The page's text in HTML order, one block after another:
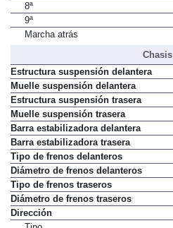
8ª
9ª
Marcha atrás
Chasis
Estructura suspensión delantera
Muelle suspensión delantera
Estructura suspensión trasera
Muelle suspensión trasera
Barra estabilizadora delantera
Barra estabilizadora trasera
Tipo de frenos delanteros
Diámetro de frenos delanteros
Tipo de frenos traseros
Diámetro de frenos traseros
Dirección